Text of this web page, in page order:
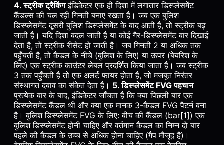
4. स्ट्रीक ट्रैकिंगइंडिकेटर एक ही दिशा में लगातार डिस्प्लेसमेंट
कैंडल्स की चल रही गिनती बनाए रखता है। जब एक बुलिश
डिस्प्लेसमेंट दूसरी बुलिश डिस्प्लेसमेंट के बाद आती है, तो स्ट्रीक बढ़
जाती है। यदि दिशा बदल जाती है या कोई गैर-डिस्प्लेसमेंट बार दिखाई
देता है, तो स्ट्रीक रीसेट हो जाती है। जब गिनती 2 या अधिक तक
पहुँचती है, तो कैंडल के नीचे (बुलिश के लिए) या ऊपर (बेयरिश के
लिए) एक स्ट्रीक काउंटर लेबल प्रदर्शित किया जाता है। जब स्ट्रीक
3 तक पहुँचती है तो एक अलर्ट फायर होता है, जो मजबूत निरंतर
संस्थागत दबाव का संकेत देता है। 5. डिस्प्लेसमेंट FVG पहचान
प्रत्येक बार के बाद, इंडिकेटर जाँचता है कि क्या पिछली बार एक
डिस्प्लेसमेंट कैंडल थी और क्या एक मानक 3-कैंडल FVG पैटर्न बना
है। बुलिश डिस्प्लेसमेंट FVG के लिए: बीच की कैंडल (bar[1]) एक
बुलिश डिस्प्लेसमेंट होनी चाहिए और वर्तमान कैंडल का निम्न दो बार
पहले की कैंडल के उच्च से अधिक होना चाहिए (गैप मौजूद है)।